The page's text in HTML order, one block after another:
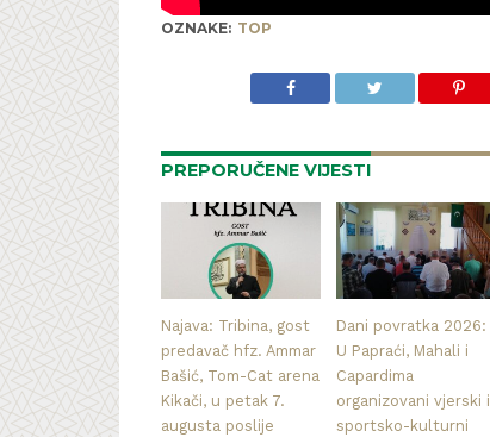
OZNAKE: TOP
PREPORUČENE VIJESTI
Najava: Tribina, gost
predavač hfz. Ammar
Bašić, Tom-Cat arena
Kikači, u petak 7.
augusta poslije
Dani povratka 2026:
U Papraći, Mahali i
Capardima
organizovani vjerski i
sportsko-kulturni